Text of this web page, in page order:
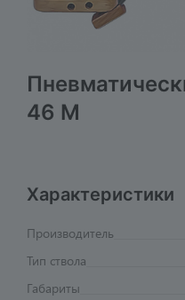
46 М
Характеристики
Производитель
Тип ствола
Габариты